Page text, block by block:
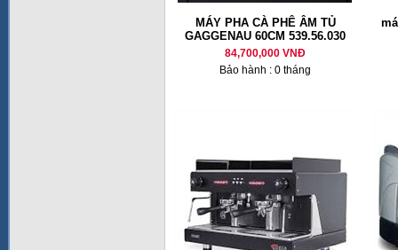
MÁY PHA CÀ PHÊ ÂM TỦ
GAGGENAU 60CM 539.56.030
84,700,000 VNĐ
Bảo hành : 0 tháng